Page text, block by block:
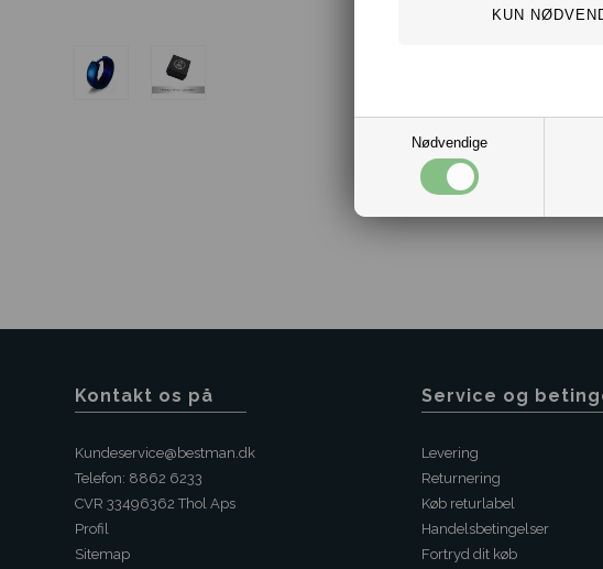
Nødvendige
Kontakt os på
Kundeservice@bestman.dk
Telefon: 8862 6233
CVR 33496362 Thol Aps
Profil
Sitemap
Service og
Levering
Returnering
Køb returlabel
Handelsbetingelser
Fortryd dit køb